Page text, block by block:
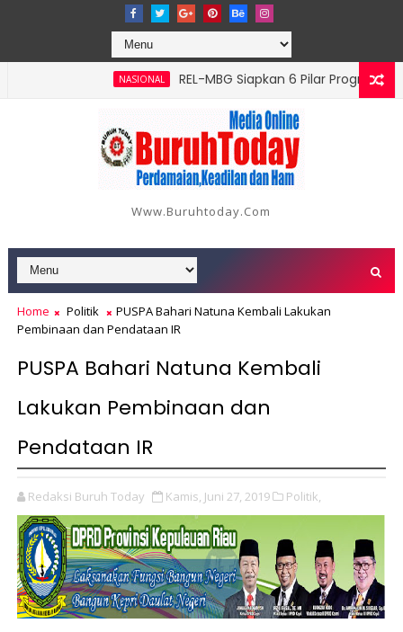
‎REL-MBG Siapkan 6 Pilar Program Kerja,
Hutama Karya Uji Coba Contraflow di KM 55 Tol
Www.buruhtoday.com
Home Politik
PUSPA Bahari Natuna Kembali Lakukan
Pembinaan dan Pendataan IR
PUSPA Bahari Natuna Kembali
Lakukan Pembinaan dan
Pendataan IR
Redaksi Buruh Today Kamis, Juni 27, 2019 Politik,